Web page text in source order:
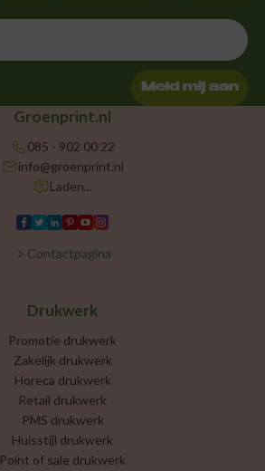
Meld mij aan
Groenprint.nl
085 - 902 00 22
info@groenprint.nl
Laden...
Contactpagina
Drukwerk
Promotie drukwerk
Zakelijk drukwerk
Horeca drukwerk
Retail drukwerk
PMS drukwerk
Huisstijl drukwerk
Point of sale drukwerk